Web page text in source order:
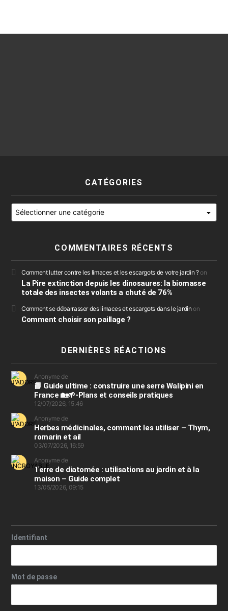
CATÉGORIES
Catégories
COMMENTAIRES RÉCENTS
Comment lutter contre les limaces et les escargots de votre jardin ?on
La Pire extinction depuis les dinosaures: la biomasse
totale des insectes volants a chuté de 76%
Comment se débarrasser des limaces et escargots dans le jardin on
Comment choisir son paillage ?
DERNIÈRES RÉACTIONS
Anonyme de
📘 Guide ultime : construire une serre Walipini en
France 🏡🌱-Plans et conseils pratiques
12/07/2026, 15:46
Anonyme de
Herbes médicinales, comment les utiliser – Thym,
romarin et ail
03/07/2026, 16:59
Anonyme de
Terre de diatomée : utilisations au jardin et à la
maison – Guide complet
13/05/2026, 09:15
Identifiant
Mot de passe